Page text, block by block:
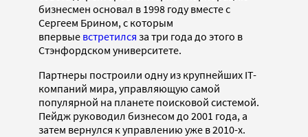
бизнесмен основал в 1998 году вместе с
Сергеем Брином, с которым
впервые встретился за три года до этого в
Стэнфордском университете.
Партнеры построили одну из крупнейших IT-
компаний мира, управляющую самой
популярной на планете поисковой системой.
Пейдж руководил бизнесом до 2001 года, а
затем вернулся к управлению уже в 2010-х.